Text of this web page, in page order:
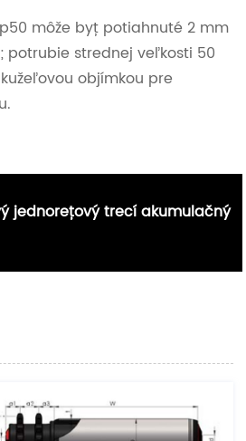
môže byť potiahnuté 2 mm
potrubie strednej veľkosti 50
objímkou ​​pre
jednoreťový trecí akumulačný